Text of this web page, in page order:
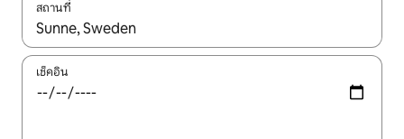
สถานที่
ใช้ลูกศรขึ้นลง หรือใช้การสัมผัสหรือปัด เพื่อสำรวจผลการค้นหา
เช็คอิน